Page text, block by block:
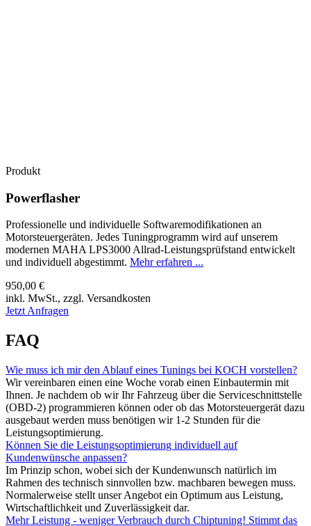
Produkt
Powerflasher
Professionelle und individuelle Softwaremodifikationen an
Motorsteuergeräten. Jedes Tuningprogramm wird auf unserem
modernen MAHA LPS3000 Allrad-Leistungsprüfstand entwickelt
und individuell abgestimmt. Mehr erfahren ...
950,00 €
inkl. MwSt., zzgl. Versandkosten
Jetzt Anfragen
FAQ
Wie muss ich mir den Ablauf eines Tunings bei KOCH vorstellen?
Wir vereinbaren einen eine Woche vorab einen Einbautermin mit
Ihnen. Je nachdem ob wir Ihr Fahrzeug über die Serviceschnittstelle
(OBD-2) programmieren können oder ob das Motorsteuergerät dazu
ausgebaut werden muss benötigen wir 1-2 Stunden für die
Leistungsoptimierung.
Können Sie die Leistungsoptimierung individuell auf
Kundenwünsche anpassen?
Im Prinzip schon, wobei sich der Kundenwunsch natürlich im
Rahmen des technisch sinnvollen bzw. machbaren bewegen muss.
Normalerweise stellt unser Angebot ein Optimum aus Leistung,
Wirtschaftlichkeit und Zuverlässigkeit dar.
Mehr Leistung - weniger Verbrauch durch Chiptuning! Stimmt das